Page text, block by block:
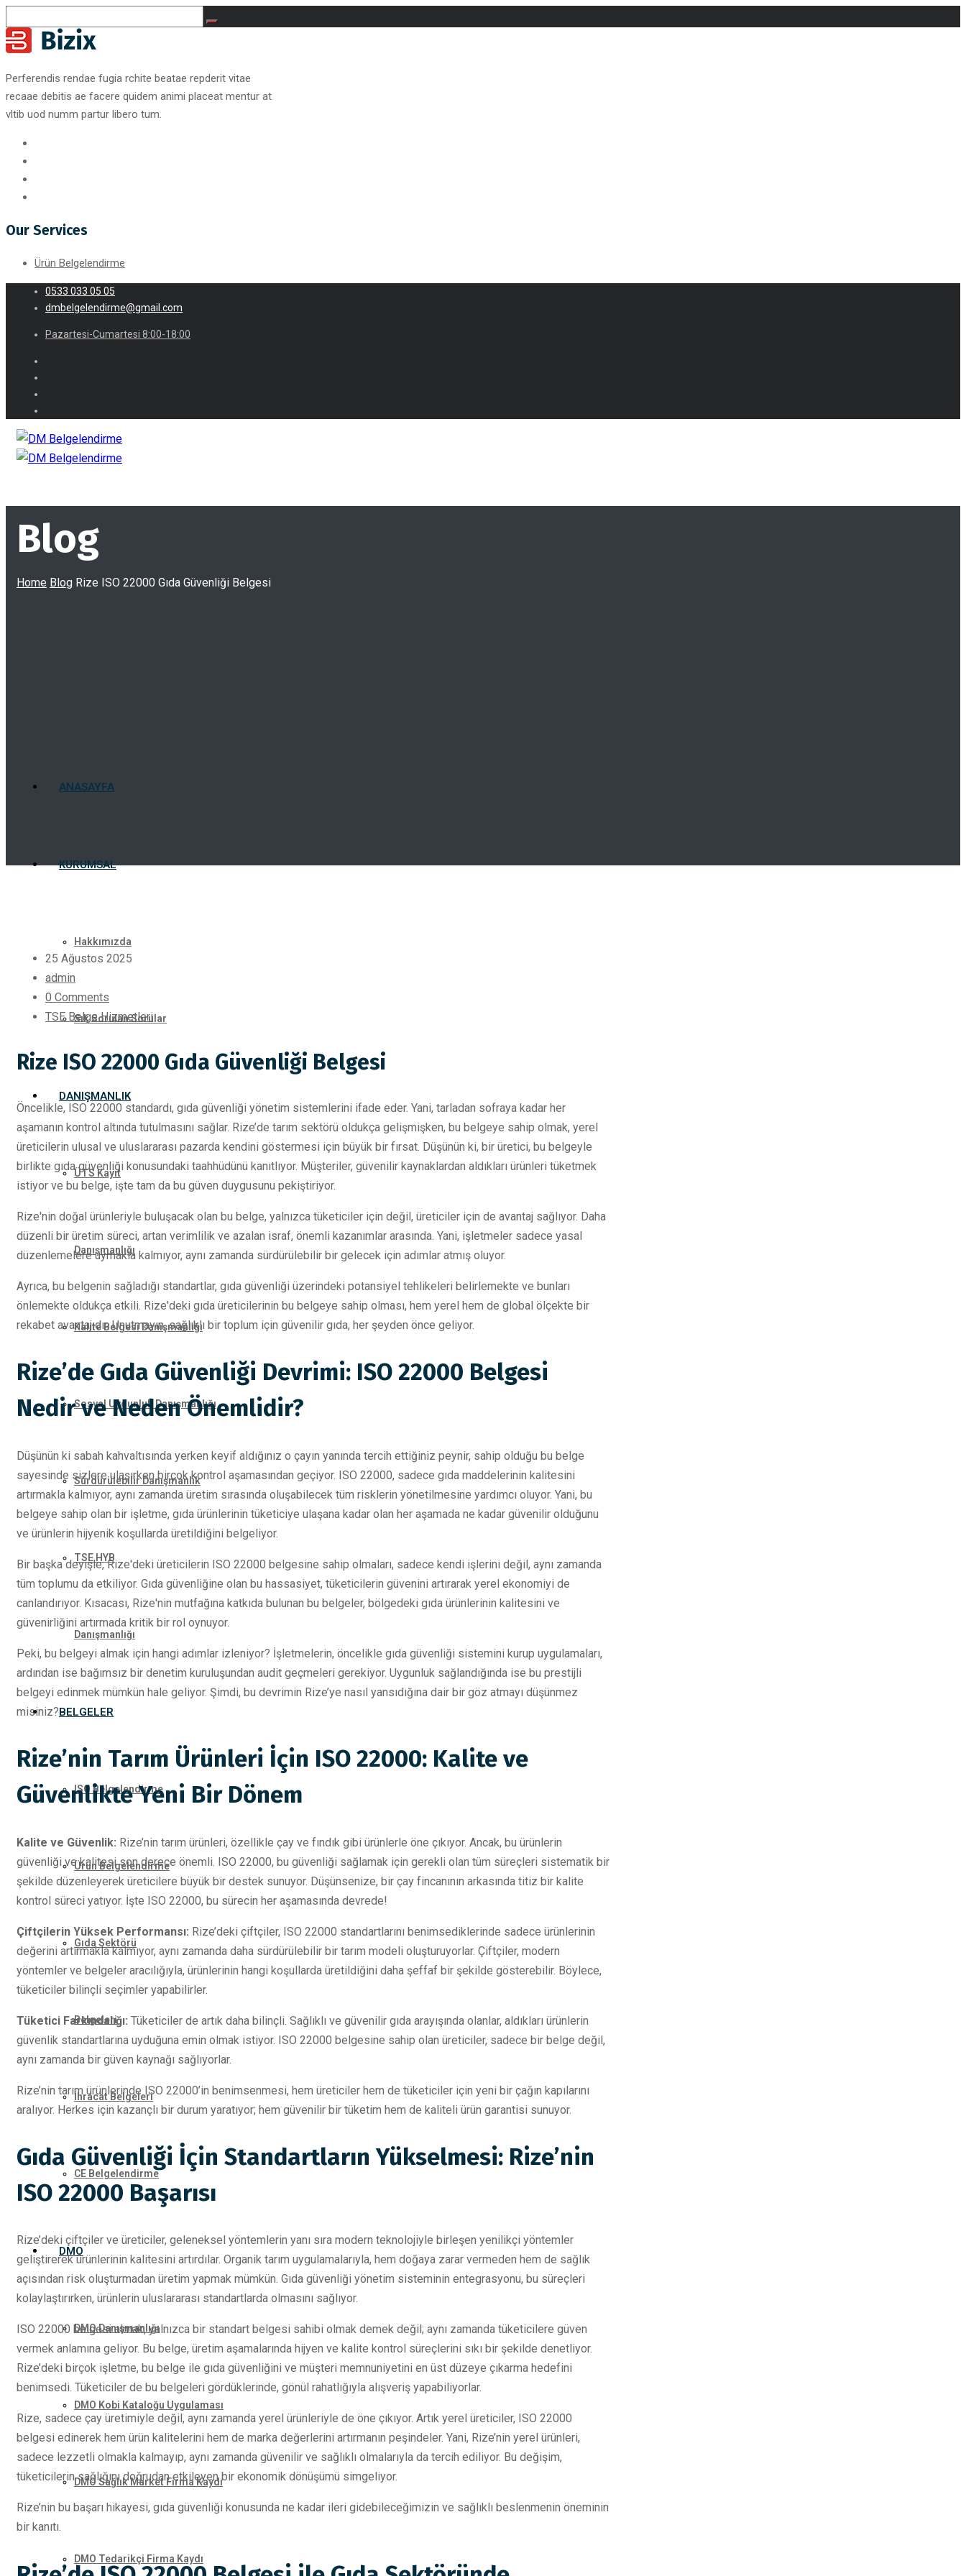
Perferendis rendae fugia rchite beatae repderit vitae
recaae debitis ae facere quidem animi placeat mentur at
vltib uod numm partur libero tum.
Our Services
Ürün Belgelendirme
0533 033 05 05
dmbelgelendirme@gmail.com
Pazartesi-Cumartesi 8:00-18:00
ANASAYFA
KURUMSAL
Hakkımızda
Sık Sorulan Sorular
DANIŞMANLIK
ÜTS Kayıt
Danışmanlığı
Kalite Belgesi Danışmanlığı
Sosyal Uygunluk Danışmanlığı
Sürdürülebilir Danışmanlık
TSE HYB
Danışmanlığı
BELGELER
ISO Belgelendirme
Ürün Belgelendirme
Gıda Sektörü
Belgeleri
İhracat Belgeleri
CE Belgelendirme
DMO
DMO Danışmanlığı
DMO Kobi Kataloğu Uygulaması
DMO Sağlık Market Firma Kaydı
DMO Tedarikçi Firma Kaydı
Blog
Home Blog Rize ISO 22000 Gıda Güvenliği Belgesi
25 Ağustos 2025
admin
0 Comments
TSE Belge Hizmetleri
Rize ISO 22000 Gıda Güvenliği Belgesi
Öncelikle, ISO 22000 standardı, gıda güvenliği yönetim sistemlerini ifade eder. Yani, tarladan sofraya kadar her
aşamanın kontrol altında tutulmasını sağlar. Rize’de tarım sektörü oldukça gelişmişken, bu belgeye sahip olmak, yerel
üreticilerin ulusal ve uluslararası pazarda kendini göstermesi için büyük bir fırsat. Düşünün ki, bir üretici, bu belgeyle
birlikte gıda güvenliği konusundaki taahhüdünü kanıtlıyor. Müşteriler, güvenilir kaynaklardan aldıkları ürünleri tüketmek
istiyor ve bu belge, işte tam da bu güven duygusunu pekiştiriyor.
Rize'nin doğal ürünleriyle buluşacak olan bu belge, yalnızca tüketiciler için değil, üreticiler için de avantaj sağlıyor. Daha
düzenli bir üretim süreci, artan verimlilik ve azalan israf, önemli kazanımlar arasında. Yani, işletmeler sadece yasal
düzenlemelere uymakla kalmıyor, aynı zamanda sürdürülebilir bir gelecek için adımlar atmış oluyor.
Ayrıca, bu belgenin sağladığı standartlar, gıda güvenliği üzerindeki potansiyel tehlikeleri belirlemekte ve bunları
önlemekte oldukça etkili. Rize'deki gıda üreticilerinin bu belgeye sahip olması, hem yerel hem de global ölçekte bir
rekabet avantajıdır. Unutmayın, sağlıklı bir toplum için güvenilir gıda, her şeyden önce geliyor.
Rize’de Gıda Güvenliği Devrimi: ISO 22000 Belgesi
Nedir ve Neden Önemlidir?
Düşünün ki sabah kahvaltısında yerken keyif aldığınız o çayın yanında tercih ettiğiniz peynir, sahip olduğu bu belge
sayesinde sizlere ulaşırken birçok kontrol aşamasından geçiyor. ISO 22000, sadece gıda maddelerinin kalitesini
artırmakla kalmıyor, aynı zamanda üretim sırasında oluşabilecek tüm risklerin yönetilmesine yardımcı oluyor. Yani, bu
belgeye sahip olan bir işletme, gıda ürünlerinin tüketiciye ulaşana kadar olan her aşamada ne kadar güvenilir olduğunu
ve ürünlerin hijyenik koşullarda üretildiğini belgeliyor.
Bir başka deyişle, Rize'deki üreticilerin ISO 22000 belgesine sahip olmaları, sadece kendi işlerini değil, aynı zamanda
tüm toplumu da etkiliyor. Gıda güvenliğine olan bu hassasiyet, tüketicilerin güvenini artırarak yerel ekonomiyi de
canlandırıyor. Kısacası, Rize'nin mutfağına katkıda bulunan bu belgeler, bölgedeki gıda ürünlerinin kalitesini ve
güvenirliğini artırmada kritik bir rol oynuyor.
Peki, bu belgeyi almak için hangi adımlar izleniyor? İşletmelerin, öncelikle gıda güvenliği sistemini kurup uygulamaları,
ardından ise bağımsız bir denetim kuruluşundan audit geçmeleri gerekiyor. Uygunluk sağlandığında ise bu prestijli
belgeyi edinmek mümkün hale geliyor. Şimdi, bu devrimin Rize’ye nasıl yansıdığına dair bir göz atmayı düşünmez
misiniz?
Rize’nin Tarım Ürünleri İçin ISO 22000: Kalite ve
Güvenlikte Yeni Bir Dönem
Kalite ve Güvenlik: Rize’nin tarım ürünleri, özellikle çay ve fındık gibi ürünlerle öne çıkıyor. Ancak, bu ürünlerin
güvenliği ve kalitesi son derece önemli. ISO 22000, bu güvenliği sağlamak için gerekli olan tüm süreçleri sistematik bir
şekilde düzenleyerek üreticilere büyük bir destek sunuyor. Düşünsenize, bir çay fincanının arkasında titiz bir kalite
kontrol süreci yatıyor. İşte ISO 22000, bu sürecin her aşamasında devrede!
Çiftçilerin Yüksek Performansı: Rize’deki çiftçiler, ISO 22000 standartlarını benimsediklerinde sadece ürünlerinin
değerini artırmakla kalmıyor, aynı zamanda daha sürdürülebilir bir tarım modeli oluşturuyorlar. Çiftçiler, modern
yöntemler ve belgeler aracılığıyla, ürünlerinin hangi koşullarda üretildiğini daha şeffaf bir şekilde gösterebilir. Böylece,
tüketiciler bilinçli seçimler yapabilirler.
Tüketici Farkındalığı: Tüketiciler de artık daha bilinçli. Sağlıklı ve güvenilir gıda arayışında olanlar, aldıkları ürünlerin
güvenlik standartlarına uyduğuna emin olmak istiyor. ISO 22000 belgesine sahip olan üreticiler, sadece bir belge değil,
aynı zamanda bir güven kaynağı sağlıyorlar.
Rize’nin tarım ürünlerinde ISO 22000’in benimsenmesi, hem üreticiler hem de tüketiciler için yeni bir çağın kapılarını
aralıyor. Herkes için kazançlı bir durum yaratıyor; hem güvenilir bir tüketim hem de kaliteli ürün garantisi sunuyor.
Gıda Güvenliği İçin Standartların Yükselmesi: Rize’nin
ISO 22000 Başarısı
Rize’deki çiftçiler ve üreticiler, geleneksel yöntemlerin yanı sıra modern teknolojiyle birleşen yenilikçi yöntemler
geliştirerek ürünlerinin kalitesini artırdılar. Organik tarım uygulamalarıyla, hem doğaya zarar vermeden hem de sağlık
açısından risk oluşturmadan üretim yapmak mümkün. Gıda güvenliği yönetim sisteminin entegrasyonu, bu süreçleri
kolaylaştırırken, ürünlerin uluslararası standartlarda olmasını sağlıyor.
ISO 22000 belgesi almak, yalnızca bir standart belgesi sahibi olmak demek değil; aynı zamanda tüketicilere güven
vermek anlamına geliyor. Bu belge, üretim aşamalarında hijyen ve kalite kontrol süreçlerini sıkı bir şekilde denetliyor.
Rize’deki birçok işletme, bu belge ile gıda güvenliğini ve müşteri memnuniyetini en üst düzeye çıkarma hedefini
benimsedi. Tüketiciler de bu belgeleri gördüklerinde, gönül rahatlığıyla alışveriş yapabiliyorlar.
Rize, sadece çay üretimiyle değil, aynı zamanda yerel ürünleriyle de öne çıkıyor. Artık yerel üreticiler, ISO 22000
belgesi edinerek hem ürün kalitelerini hem de marka değerlerini artırmanın peşindeler. Yani, Rize’nin yerel ürünleri,
sadece lezzetli olmakla kalmayıp, aynı zamanda güvenilir ve sağlıklı olmalarıyla da tercih ediliyor. Bu değişim,
tüketicilerin sağlığını doğrudan etkileyen bir ekonomik dönüşümü simgeliyor.
Rize’nin bu başarı hikayesi, gıda güvenliği konusunda ne kadar ileri gidebileceğimizin ve sağlıklı beslenmenin öneminin
bir kanıtı.